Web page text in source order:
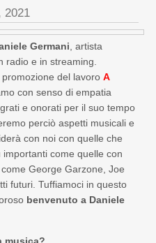
2021
Germani , artista
radio e in streaming.
del lavoro A
con senso di empatia
, grati e onorati per il suo tempo
perciò aspetti musicali e
con noi con quelle che
come quelle con
George Garzone, Joe
futuri. Tuffiamoci in questo
benvenuto a Daniele